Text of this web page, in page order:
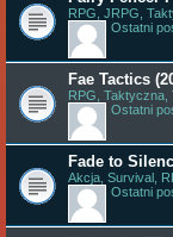
RPG, JRPG,
Ostatni
Fae Tactics
RPG, Taktyczna,
Ostatni
Fade to
Akcja, Survival,
Ostatni